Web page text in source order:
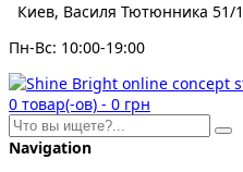
Киев, Василя Тютюнника 51/
Пн-Вс: 10:00-19:00
0 товар(-ов) - 0 грн
Navigation